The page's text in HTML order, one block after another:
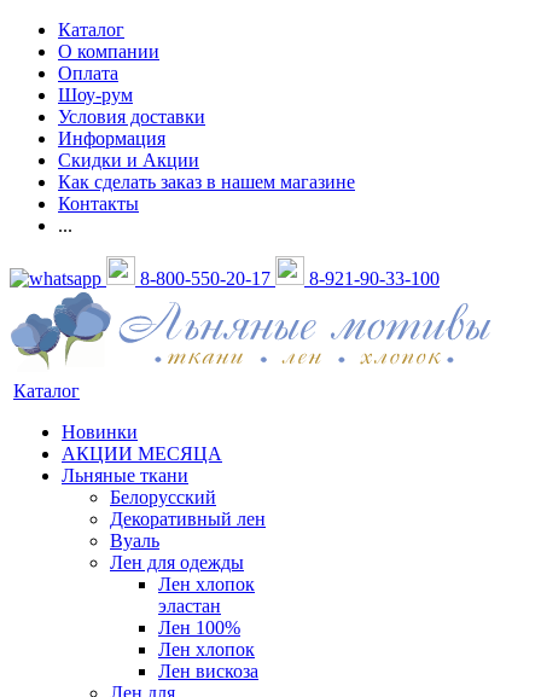
Каталог
О компании
Оплата
Шоу-рум
Условия доставки
Информация
Скидки и Акции
Как сделать заказ в нашем магазине
Контакты
...
8-800-550-20-17 8-921-90-33-100
Каталог
Новинки
АКЦИИ МЕСЯЦА
Льняные ткани
Белорусский
Декоративный лен
Вуаль
Лен для одежды
Лен хлопок
эластан
Лен 100%
Лен хлопок
Лен вискоза